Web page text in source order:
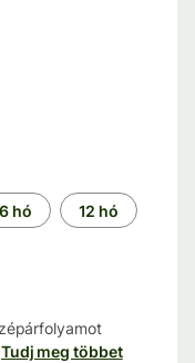
6 hó 12 hó
Tudj meg többet